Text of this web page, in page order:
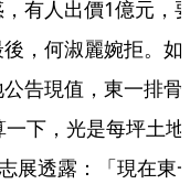
有人出價1億元，
，何淑麗婉拒。如
告現值，東一排骨
下，光是每坪土地
展透露：「現在東